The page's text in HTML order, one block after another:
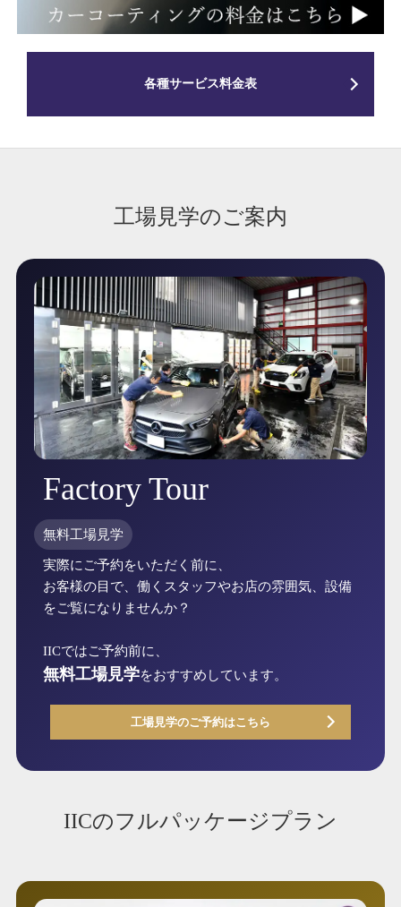
各種サービス料金表
工場見学のご案内
Factory Tour
無料工場見学
実際にご予約をいただく前に、
お客様の目で、働くスタッフやお店の雰囲気、設備
をご覧になりませんか？
IICではご予約前に、
無料工場見学をおすすめしています。
工場見学のご予約はこちら
IICのフルパッケージプラン